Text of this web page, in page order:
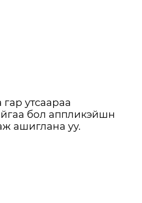
гар утсаараа
бол аппликэйшн
ашиглана уу.